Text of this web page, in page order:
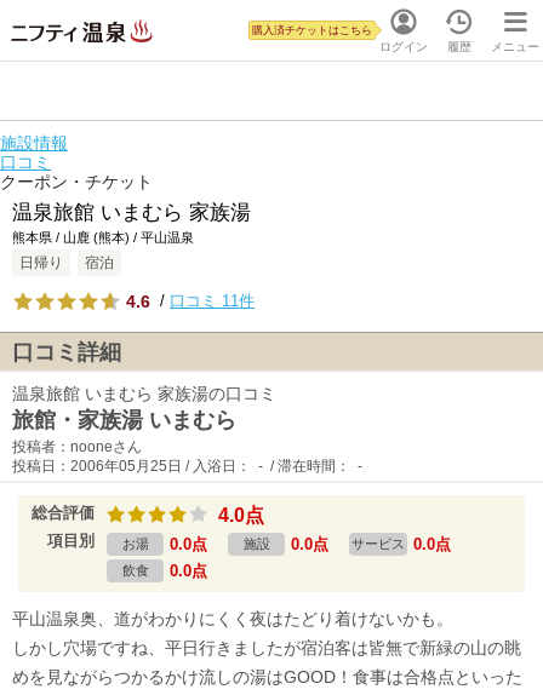
ログイン
購入済チケットはこちら
履歴 メニュー
施設情報
口コミ
クーポン・チケット
温泉旅館 いまむら 家族湯
熊本県 / 山鹿 (熊本) / 平山温泉
日帰り 宿泊
4.6 / 口コミ 11件
口コミ詳細
温泉旅館 いまむら 家族湯の口コミ
旅館・家族湯 いまむら
投稿者：nooneさん
投稿日：2006年05月25日 / 入浴日： - / 滞在時間： -
総合評価 4.0点
項目別 お湯 0.0点 施設 0.0点 サービス 0.0点
飲食 0.0点
平山温泉奥、道がわかりにくく夜はたどり着けないかも。
しかし穴場ですね、平日行きましたが宿泊客は皆無で新緑の山の眺
めを見ながらつかるかけ流しの湯はGOOD！食事は合格点といった